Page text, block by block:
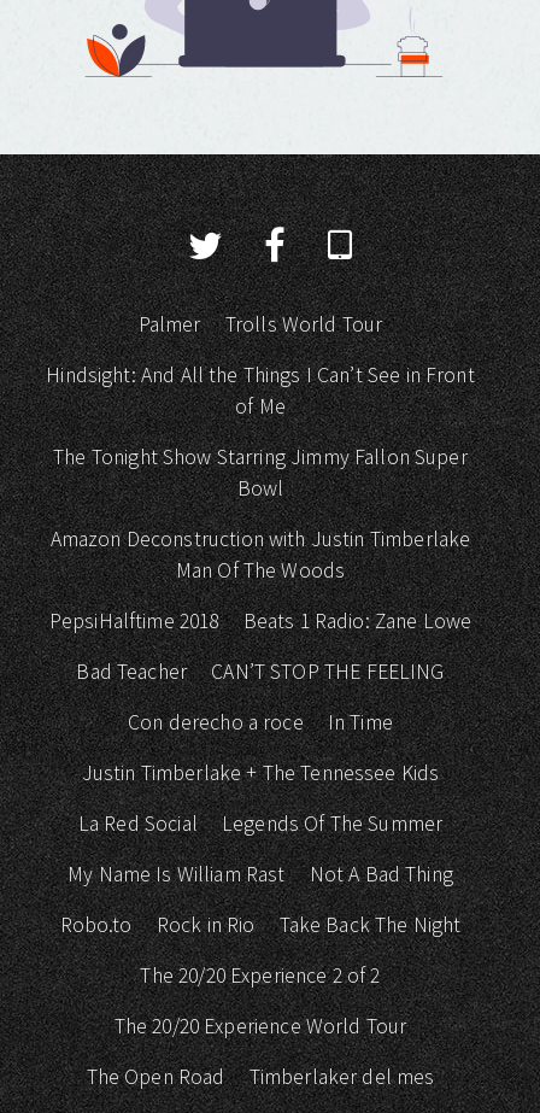
Palmer
Trolls World Tour
Hindsight: And All the Things I Can’t See in Front
of Me
The Tonight Show Starring Jimmy Fallon Super
Bowl
Amazon Deconstruction with Justin Timberlake
Man Of The Woods
PepsiHalftime 2018
Beats 1 Radio: Zane Lowe
Bad Teacher
CAN’T STOP THE FEELING
Con derecho a roce
In Time
Justin Timberlake + The Tennessee Kids
La Red Social
Legends Of The Summer
My Name Is William Rast
Not A Bad Thing
Robo.to
Rock in Rio
Take Back The Night
The 20/20 Experience 2 of 2
The 20/20 Experience World Tour
The Open Road
Timberlaker del mes